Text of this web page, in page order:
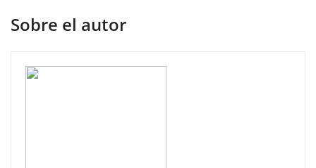
Sobre el autor